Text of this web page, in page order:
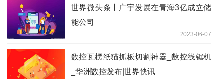
世界微头条丨广宇发展在青海3亿成立储
能公司
2023-06-07
数控瓦楞纸猫抓板切割神器_数控线锯机
_华洲数控发布|世界快讯